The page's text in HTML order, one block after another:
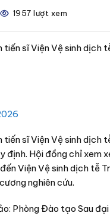
1957 lượt xem
tiến sĩ Viện Vệ sinh
tiến sĩ Viện Vệ sinh
định. Hội đồng chỉ
Viện Vệ sinh dịch tễ
nghiên cứu.
Phòng Đào tạo Sau